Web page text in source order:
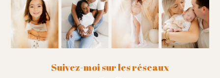
Suivez-moi sur les réseaux